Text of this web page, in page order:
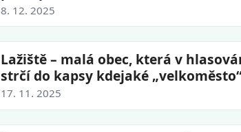
8. 12. 2025
Lažiště – malá obec, která v
strčí do kapsy kdejaké
17. 11. 2025